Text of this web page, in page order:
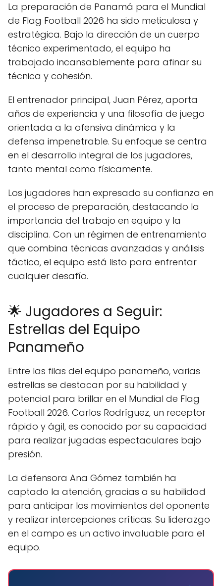
La preparación de Panamá para el Mundial
de Flag Football 2026 ha sido meticulosa y
estratégica. Bajo la dirección de un cuerpo
técnico experimentado, el equipo ha
trabajado incansablemente para afinar su
técnica y cohesión.
El entrenador principal, Juan Pérez, aporta
años de experiencia y una filosofía de juego
orientada a la ofensiva dinámica y la
defensa impenetrable. Su enfoque se centra
en el desarrollo integral de los jugadores,
tanto mental como físicamente.
Los jugadores han expresado su confianza en
el proceso de preparación, destacando la
importancia del trabajo en equipo y la
disciplina. Con un régimen de entrenamiento
que combina técnicas avanzadas y análisis
táctico, el equipo está listo para enfrentar
cualquier desafío.
🌟 Jugadores a Seguir:
Estrellas del Equipo
Panameño
Entre las filas del equipo panameño, varias
estrellas se destacan por su habilidad y
potencial para brillar en el Mundial de Flag
Football 2026. Carlos Rodríguez, un receptor
rápido y ágil, es conocido por su capacidad
para realizar jugadas espectaculares bajo
presión.
La defensora Ana Gómez también ha
captado la atención, gracias a su habilidad
para anticipar los movimientos del oponente
y realizar intercepciones críticas. Su liderazgo
en el campo es un activo invaluable para el
equipo.